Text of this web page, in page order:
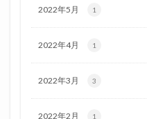
2022年5月 1
2022年4月 1
2022年3月 3
2022年2月 1